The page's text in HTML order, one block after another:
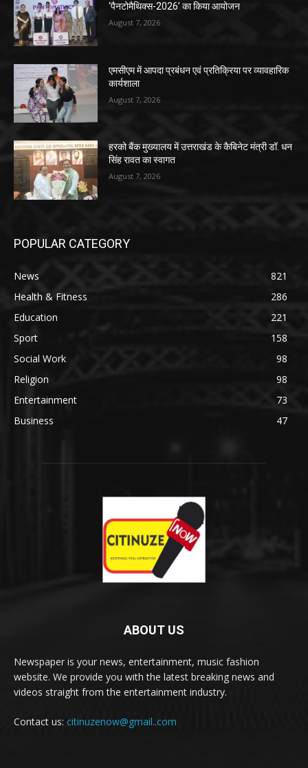
‘पैनटोमैथिक्स-2026’ का किया आयोजन
August 7, 2026
एमसीएम में आपदा प्रबंधन एवं प्रतिक्रिया पर व्यावहारिक
कार्यशाला
August 7, 2026
हरको बैंक मुख्यालय में उत्तराखंड के कैबिनेट मंत्री डॉ. धन
सिंह रावत का स्वागत
August 7, 2026
POPULAR CATEGORY
News
821
Health & Fitness
286
Education
221
Sport
158
Social Work
98
Religion
98
Entertainment
73
Business
47
ABOUT US
Newspaper is your news, entertainment, music fashion
website. We provide you with the latest breaking news and
videos straight from the entertainment industry.
Contact us: citinuzenow@gmail..com